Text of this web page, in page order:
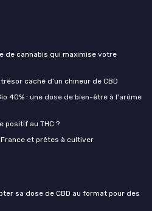
de cannabis qui maximise votre
caché d’un chineur de CBD
40% : une dose de bien-être à l'arôme
positif au THC ?
et prêtes à cultiver
sa dose de CBD au format pour des